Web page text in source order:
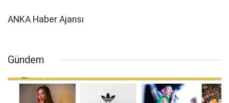
ANKA Haber Ajansı
Gündem